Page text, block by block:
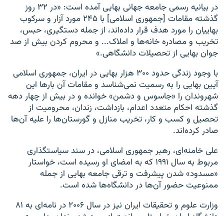
در بیانیه رسمی جامعه جهانی بهایی آمده است: «در ۳۲ روز
گذشته مقامات [جمهوری اسلامی] با ۲۴۵ مورد آزار و سرکوب
بهاییان را مورد هدف قرار داده‌اند، از جمله دستگیری، حبس،
تخریب و مصادره خانه‌ها و املاک... و محروم کردن بیش از صد
جوان بهایی از تحصیلات دانشگاهی.»
با وجود زندگی حدود ۳۰۰ هزار بهایی در ایران، جمهوری اسلامی
آیین بهایی را به رسمیت نمی‌شناسد و مقامات آن بارها این
شهروندان را «جاسوس و دشمن» خوانده‌ و در بیش از چهار دهه
گذشته احکام متعدد اعدام، بازداشت، زندان، محرومیت از
تحصیل و کسب و کار، تخریب منازل و گورستان‌ها را علیه آن‌ها
صادر کرده‌اند.
علی خامنه‌ای، رهبر جمهوری اسلامی، در سند سیاستگذاری
مربوط به سال ۱۹۹۱ که به امضای او رسیده است، خواستار
«مسدود» شدن پیشرفت و ترقی جامعه بهایی از جمله
ممنوعیت حضور آن‌ها در دانشگاه‌ها شده است.
وزارت علوم و تحقیقات ایران نیز در سال ۲۰۰۶ در نامه‌ای به ۸۱